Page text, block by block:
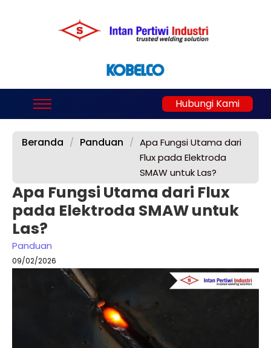
Hubungi Kami
Beranda / Panduan / Apa Fungsi Utama dari
Flux pada Elektroda
SMAW untuk Las?
Apa Fungsi Utama dari Flux
pada Elektroda SMAW untuk
Las?
Panduan
09/02/2026